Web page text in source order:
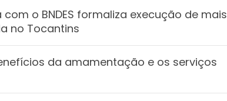
o BNDES formaliza execução de mais
no Tocantins
da amamentação e os serviços